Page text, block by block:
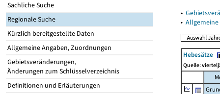
Sachliche Suche
Regionale Suche
Kürzlich bereitgestellte Daten
Allgemeine Angaben, Zuordnungen
Gebietsveränderungen,
Änderungen zum Schlüsselverzeichnis
Definitionen und Erläuterungen
▸
▸
Hebesätze
Quelle: